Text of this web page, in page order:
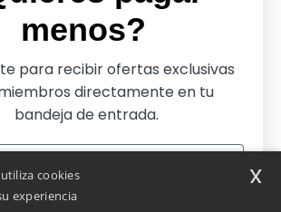
cookies
experiencia
x
menos?
para recibir ofertas exclusivas
directamente en tu
bandeja de entrada.